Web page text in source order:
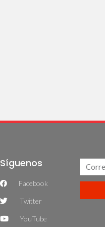
Síguenos
Facebook
Twitter
YouTube